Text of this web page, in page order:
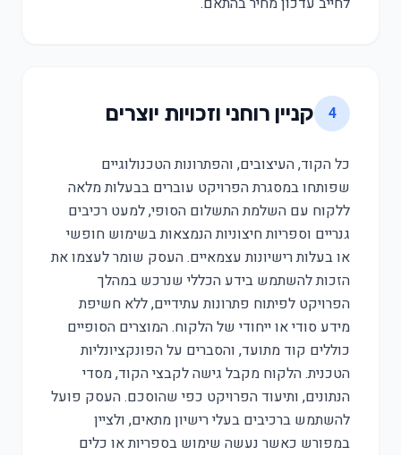
4 קניין רוחני וזכויות יוצרים
כל הקוד, העיצובים, והפתרונות הטכנולוגיים
שפותחו במסגרת הפרויקט עוברים בבעלות מלאה
ללקוח עם השלמת התשלום הסופי, למעט רכיבים
גנריים וספריות חיצוניות הנמצאות בשימוש חופשי
או בעלות רישיונות עצמאיים. העסק שומר לעצמו את
הזכות להשתמש בידע הכללי שנרכש במהלך
הפרויקט לפיתוח פתרונות עתידיים, ללא חשיפת
מידע סודי או ייחודי של הלקוח. המוצרים הסופיים
כוללים קוד מתועד, והסברים על הפונקציונליות
הטכנית. הלקוח מקבל גישה לקבצי הקוד, מסדי
הנתונים, ותיעוד הפרויקט כפי שהוסכם. העסק פועל
להשתמש ברכיבים בעלי רישיון מתאים, ולציין
במפורש כאשר נעשה שימוש בספריות או כלים